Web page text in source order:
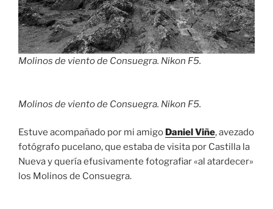
Molinos de viento de Consuegra. Nikon F5.
Molinos de viento de Consuegra. Nikon F5.
Estuve acompañado por mi amigo Daniel Viñe, avezado
fotógrafo pucelano, que estaba de visita por Castilla la
Nueva y quería efusivamente fotografiar «al atardecer»
los Molinos de Consuegra.